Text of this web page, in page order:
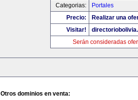
Categorias:
Portales
Precio:
Realizar una
Visitar!
Serán consideradas
Otros dominios en venta: